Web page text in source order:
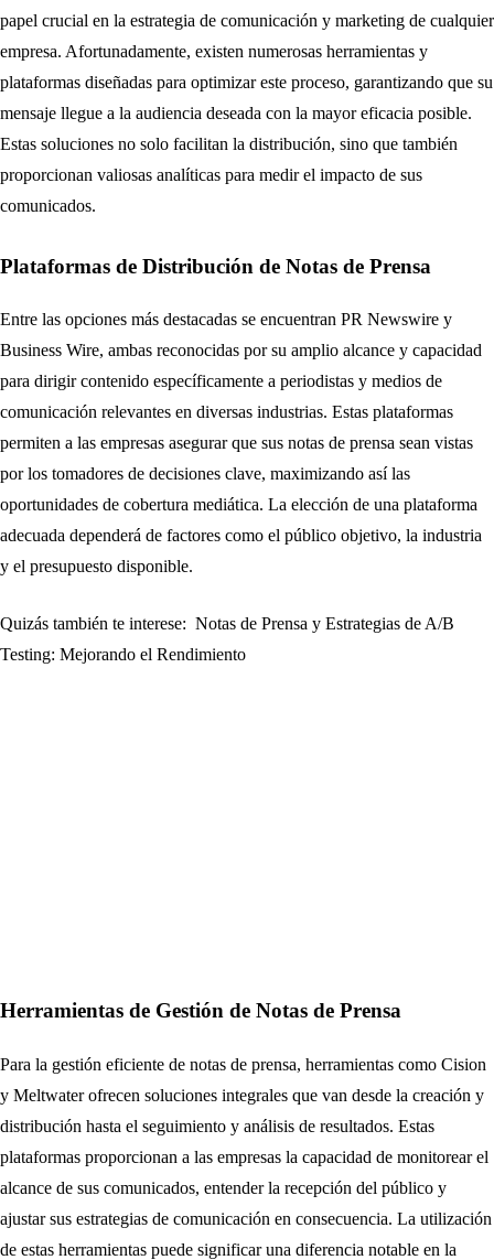
papel crucial en la estrategia de comunicación y marketing de cualquier
empresa. Afortunadamente, existen numerosas herramientas y
plataformas diseñadas para optimizar este proceso, garantizando que su
mensaje llegue a la audiencia deseada con la mayor eficacia posible.
Estas soluciones no solo facilitan la distribución, sino que también
proporcionan valiosas analíticas para medir el impacto de sus
comunicados.
Plataformas de Distribución de Notas de Prensa
Entre las opciones más destacadas se encuentran PR Newswire y
Business Wire, ambas reconocidas por su amplio alcance y capacidad
para dirigir contenido específicamente a periodistas y medios de
comunicación relevantes en diversas industrias. Estas plataformas
permiten a las empresas asegurar que sus notas de prensa sean vistas
por los tomadores de decisiones clave, maximizando así las
oportunidades de cobertura mediática. La elección de una plataforma
adecuada dependerá de factores como el público objetivo, la industria
y el presupuesto disponible.
Quizás también te interese: Notas de Prensa y Estrategias de A/B
Testing: Mejorando el Rendimiento
Herramientas de Gestión de Notas de Prensa
Para la gestión eficiente de notas de prensa, herramientas como Cision
y Meltwater ofrecen soluciones integrales que van desde la creación y
distribución hasta el seguimiento y análisis de resultados. Estas
plataformas proporcionan a las empresas la capacidad de monitorear el
alcance de sus comunicados, entender la recepción del público y
ajustar sus estrategias de comunicación en consecuencia. La utilización
de estas herramientas puede significar una diferencia notable en la